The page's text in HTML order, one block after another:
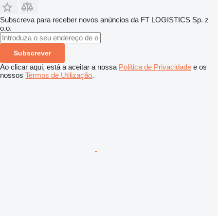
Subscreva para receber novos anúncios da FT LOGISTICS Sp. z
o.o.
Subscrever
Ao clicar aqui, está a aceitar a nossa Política de Privacidade e os
nossos Termos de Utilização.